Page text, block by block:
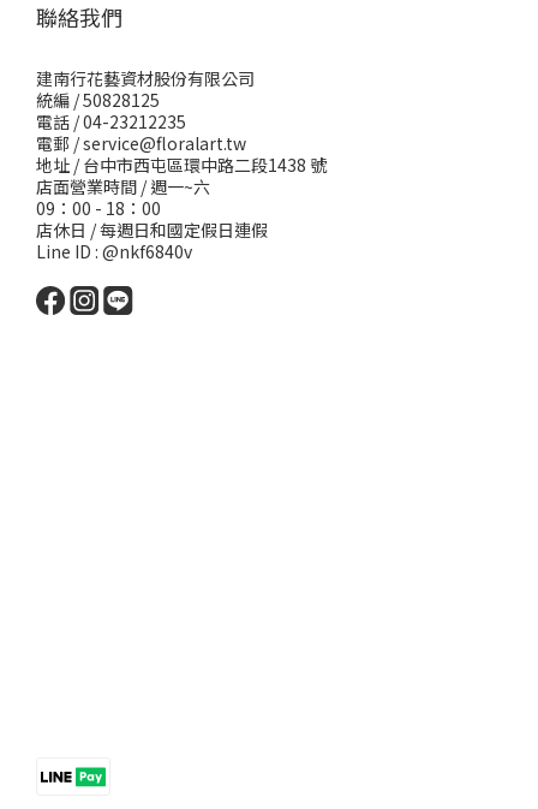
聯絡我們
建南行花藝資材股份有限公司
統編 / 50828125
電話 / 04-23212235
電郵 /service@floralart.tw
地址 / 台中市西屯區環中路二段1438 號
店面營業時間 / 週一~六
09：00 - 18：00
店休日 / 每週日和國定假日連假
Line ID : @nkf6840v